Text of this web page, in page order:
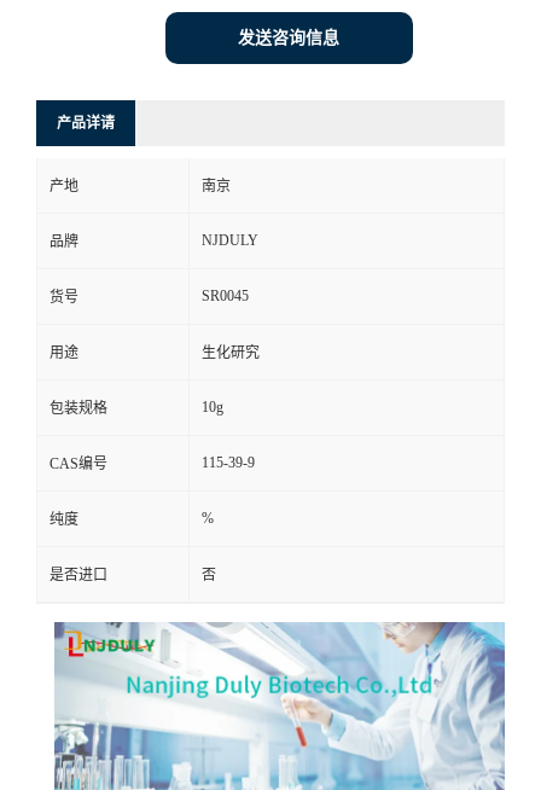
发送咨询信息
产品详请
产地 南京
品牌 NJDULY
货号 SR0045
用途 生化研究
包装规格 10g
CAS编号 115-39-9
纯度 %
是否进口 否